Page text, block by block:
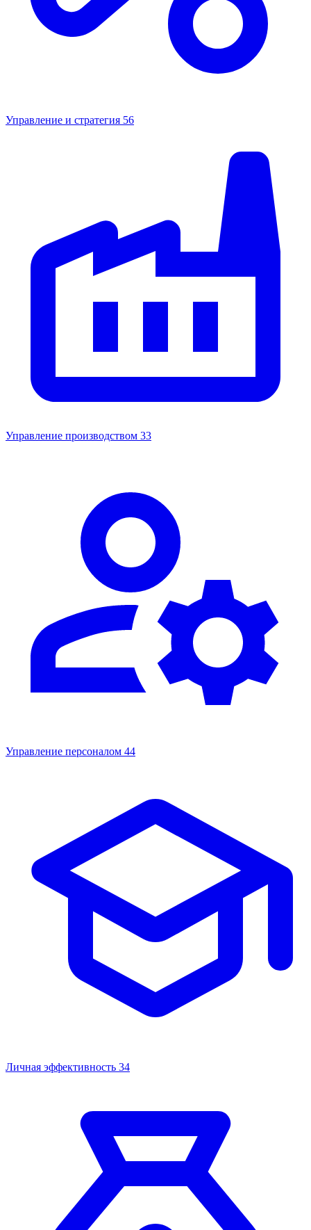
Управление и стратегия 56
Управление производством 33
Управление персоналом 44
Личная эффективность 34